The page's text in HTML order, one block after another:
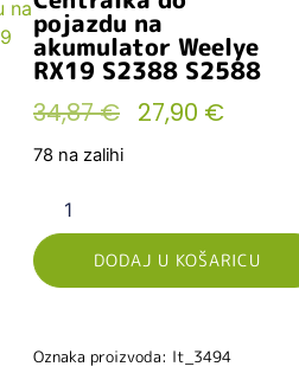
pojazdu na
akumulator Weelye
RX19 S2388 S2588
34,87€ 27,90 €
78 na zalihi
DODAJ U KOŠARICU
Oznaka proizvoda: lt_3494